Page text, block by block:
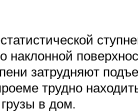
затрудняют
трудно
в дом.